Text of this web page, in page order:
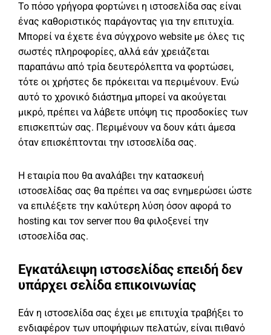
Το πόσο γρήγορα φορτώνει η ιστοσελίδα σας είναι
ένας καθοριστικός παράγοντας για την επιτυχία.
Μπορεί να έχετε ένα σύγχρονο website με όλες τις
σωστές πληροφορίες, αλλά εάν χρειάζεται
παραπάνω από τρία δευτερόλεπτα να φορτώσει,
τότε οι χρήστες δε πρόκειται να περιμένουν. Ενώ
αυτό το χρονικό διάστημα μπορεί να ακούγεται
μικρό, πρέπει να λάβετε υπόψη τις προσδοκίες των
επισκεπτών σας. Περιμένουν να δουν κάτι άμεσα
όταν επισκέπτονται την ιστοσελίδα σας.
Η εταιρία που θα αναλάβει την κατασκευή
ιστοσελίδας σας θα πρέπει να σας ενημερώσει ώστε
να επιλέξετε την καλύτερη λύση όσον αφορά το
hosting και τον server που θα φιλοξενεί την
ιστοσελίδα σας.
Εγκατάλειψη ιστοσελίδας επειδή δεν
υπάρχει σελίδα επικοινωνίας
Εάν η ιστοσελίδα σας έχει με επιτυχία τραβήξει το
ενδιαφέρον των υποψήφιων πελατών, είναι πιθανό